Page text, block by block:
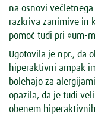
na osnovi
razkriva zanimive in
pomoč tudi pri »um-
Ugotovila je npr., da
hiperaktivni ampak
bolehajo za
opazila, da je tudi
obenem